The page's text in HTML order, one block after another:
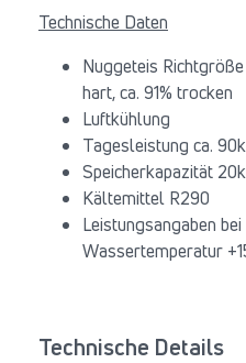
Technische Daten
Nuggeteis
hart, ca. 91% trocken
Luftkühlung
Tagesleistung ca.
Speicherkapazität
Kältemittel R290
Leistungsangaben
Wassertemperatur
Technische Details